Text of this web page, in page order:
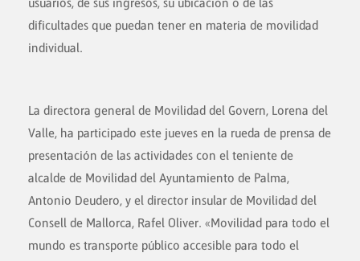
dificultades que puedan tener en materia de movilidad
individual.
La directora general de Movilidad del Govern, Lorena del
Valle, ha participado este jueves en la rueda de prensa de
presentación de las actividades con el teniente de
alcalde de Movilidad del Ayuntamiento de Palma,
Antonio Deudero, y el director insular de Movilidad del
Consell de Mallorca, Rafel Oliver. «Movilidad para todo el
mundo es transporte público accesible para todo el